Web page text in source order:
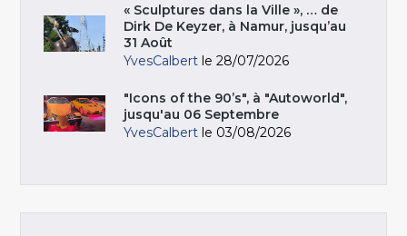
« Sculptures dans la Ville », … de
Dirk De Keyzer, à Namur, jusqu’au
31 Août
YvesCalbert le 28/07/2026
"Icons of the 90’s", à "Autoworld",
jusqu'au 06 Septembre
YvesCalbert le 03/08/2026